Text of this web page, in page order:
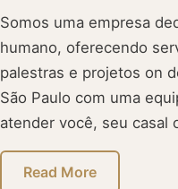
Somos uma empresa
humano, oferecendo
palestras e projetos on
São Paulo com uma
atender você, seu casal
Read More